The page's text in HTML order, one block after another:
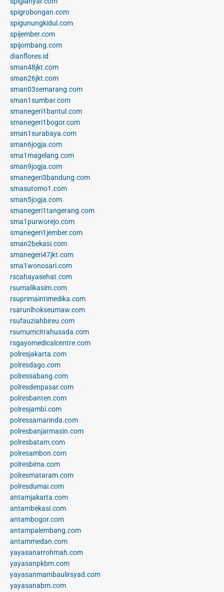
spigrobongan.com
spigunungkidul.com
spijember.com
spijombang.com
dianflores.id
sman48jkt.com
sman26jkt.com
sman03semarang.com
sman1sumbar.com
smanegeri1bantul.com
smanegeri1bogor.com
sman1surabaya.com
sman6jogja.com
sma1magelang.com
sman9jogja.com
smanegeri3bandung.com
smasutomo1.com
sman5jogja.com
smanegeri1tangerang.com
sma1purworejo.com
smanegeri1jember.com
sman2bekasi.com
smanegeri47jkt.com
sma1wonosari.com
rscahayasehat.com
rsumalikasim.com
rsuprimaintimedika.com
rsarunlhokseumaw.com
rsufauziahbireu.com
rsumumcitrahusada.com
rsgayomedicalcentre.com
polresjakarta.com
polresdago.com
polressabang.com
polresdenpasar.com
polresbanten.com
polresjambi.com
polressamarinda.com
polresbanjarmasin.com
polresbatam.com
polresambon.com
polresbima.com
polresmataram.com
polresdumai.com
antamjakarta.com
antambekasi.com
antambogor.com
antampalembang.com
antammedan.com
yayasanarrohmah.com
yayasanpkbm.com
yayasanmambaulirsyad.com
yayasanabm.com